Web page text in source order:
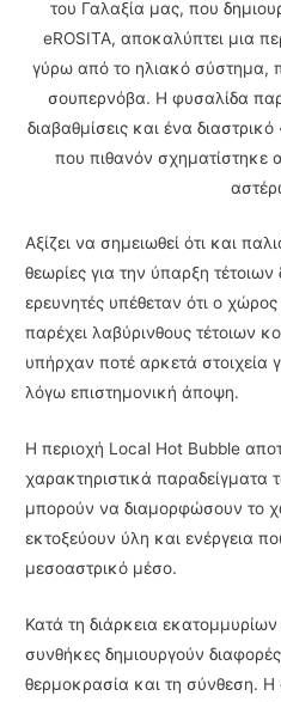
του Γαλαξία μας, που
eROSITA, αποκαλύπτει μια
γύρω από το ηλιακό σύστημα,
σουπερνόβα. Η φυσαλίδα
διαβαθμίσεις και ένα
που πιθανόν σχηματίστηκε
Αξίζει να σημειωθεί ότι και
θεωρίες για την ύπαρξη
ερευνητές υπέθεταν ότι ο
παρέχει λαβύρινθους τέτοιων
υπήρχαν ποτέ αρκετά στοιχεία
λόγω επιστημονική άποψη.
Η περιοχή Local Hot Bubble
χαρακτηριστικά παραδείγματα
μπορούν να διαμορφώσουν το
εκτοξεύουν ύλη και ενέργεια
μεσοαστρικό μέσο.
Κατά τη διάρκεια
συνθήκες δημιουργούν
θερμοκρασία και τη σύνθεση.